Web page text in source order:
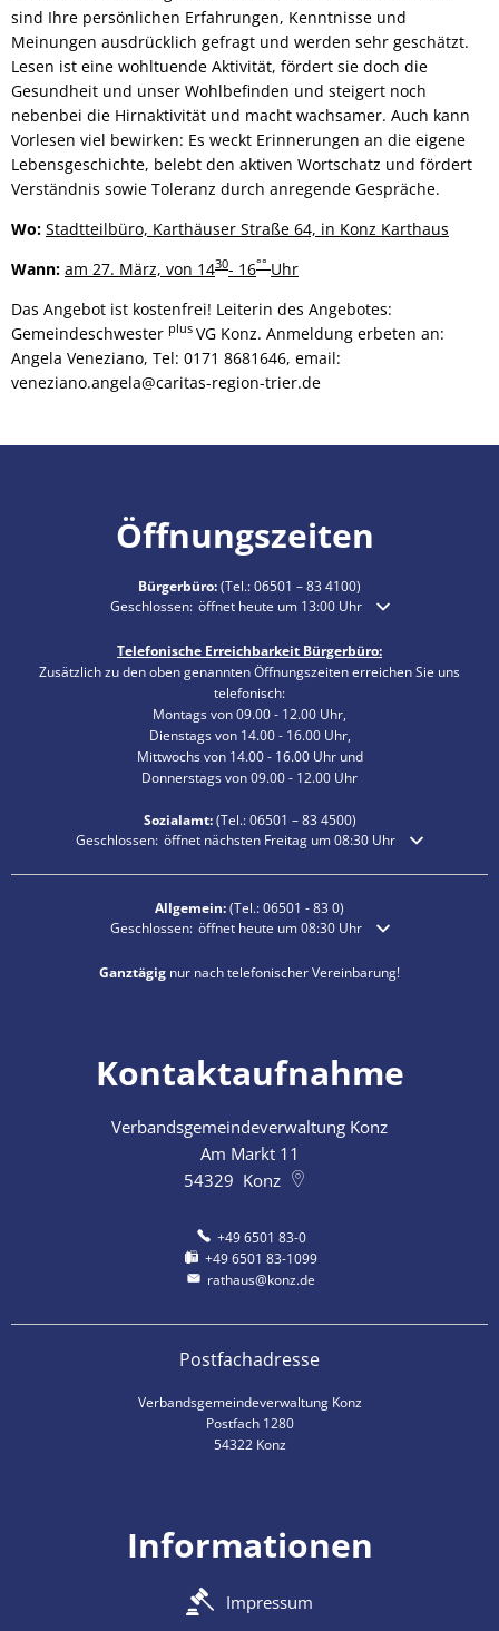
sind Ihre persönlichen Erfahrungen, Kenntnisse und
Meinungen ausdrücklich gefragt und werden sehr geschätzt.
Lesen ist eine wohltuende Aktivität, fördert sie doch die
Gesundheit und unser Wohlbefinden und steigert noch
nebenbei die Hirnaktivität und macht wachsamer. Auch kann
Vorlesen viel bewirken: Es weckt Erinnerungen an die eigene
Lebensgeschichte, belebt den aktiven Wortschatz und fördert
Verständnis sowie Toleranz durch anregende Gespräche.
Wo: Stadtteilbüro, Karthäuser Straße 64, in Konz Karthaus
Wann: am 27. März, von 1430- 16°° Uhr
Das Angebot ist kostenfrei! Leiterin des Angebotes:
Gemeindeschwester plus VG Konz. Anmeldung erbeten an:
Angela Veneziano, Tel: 0171 8681646, email:
veneziano.angela@caritas-region-trier.de
Öffnungszeiten
Bürgerbüro:(Tel.:06501 – 83 4100)
Klicken, um weitere Öffnungs- oder Schließzeiten
Geschlossen: öffnet heute um 13:00 Uhr
Telefonische Erreichbarkeit Bürgerbüro:
Zusätzlich zu den oben genannten Öffnungszeiten erreichen Sie uns
telefonisch:
Montags von 09.00 - 12.00 Uhr,
Dienstags von 14.00 - 16.00 Uhr,
Mittwochs von 14.00 - 16.00 Uhr und
Donnerstags von 09.00 - 12.00 Uhr
Sozialamt:(Tel.:06501 – 834500)
Klicken, um weitere Öffnungs- oder Schließzeiten auszublenden
Geschlossen: öffnet nächsten Freitag um 08:30 Uhr
Allgemein:(Tel.:06501 - 83 0)
Klicken, um weitere Öffnungs- oder Schließzeiten
Geschlossen: öffnet heute um 08:30 Uhr
Ganztägig nur nach telefonischer Vereinbarung!
Kontaktaufnahme
Verbandsgemeindeverwaltung Konz
Am Markt 11
54329 Konz
+49 6501 83-0
+49 6501 83-1099
rathaus@konz.de
Postfachadresse
Verbandsgemeindeverwaltung Konz
Postfach 1280
54322 Konz
Informationen
Impressum